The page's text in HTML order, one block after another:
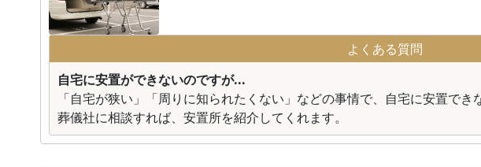
よくある質問
自宅に安置ができないのですが...
「自宅が狭い」「周りに知られたくない」などの事情で、自宅に安置で
葬儀社に相談すれば、安置所を紹介してくれます。